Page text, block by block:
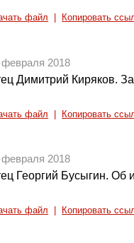
файл Копировать
февраля 2018
Димитрий Киряков.
файл Копировать
февраля 2018
Георгий Бусыгин. Об
файл Копировать